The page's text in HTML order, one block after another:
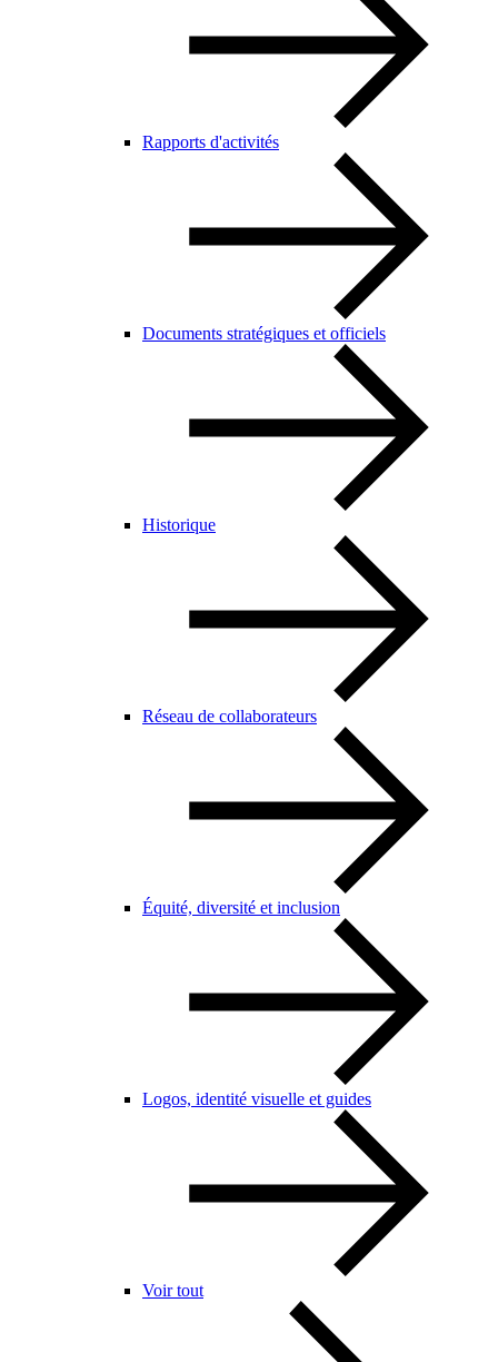
Rapports d'activités
Documents stratégiques et officiels
Historique
Réseau de collaborateurs
Équité, diversité et inclusion
Logos, identité visuelle et guides
Voir tout